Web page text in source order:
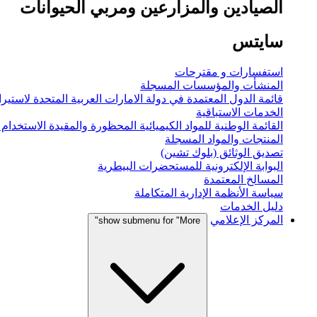
الصيادين والمزارعين ومربي الحيوانات
سايتس
استفسارات و مقترحات
المنشأت والمؤسسات المسجلة
قائمة الدول المعتمدة في دولة الامارات العربية المتحدة
الخدمات الاستباقية
القائمة الوطنية للمواد الكيميائية المحظورة والمقيدة
المنتجات والمواد المسجلة
تصديق الوثائق (بلوك تشين)
البوابة الإلكترونية للمستحضرات البيطرية
المسالخ المعتمدة
سياسة الأنظمة الإدارية المتكاملة
دليل الخدمات
المركز الإعلامي
show submenu for "More"